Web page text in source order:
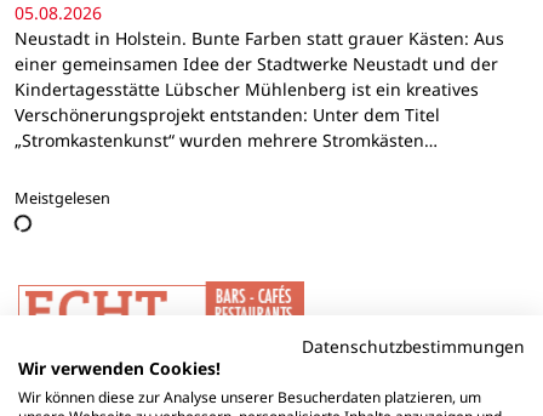
05.08.2026
Neustadt in Holstein. Bunte Farben statt grauer Kästen: Aus
einer gemeinsamen Idee der Stadtwerke Neustadt und der
Kindertagesstätte Lübscher Mühlenberg ist ein kreatives
Verschönerungsprojekt entstanden: Unter dem Titel
„Stromkastenkunst“ wurden mehrere Stromkästen…
Meistgelesen
Datenschutzbestimmungen
Wir verwenden Cookies!
Wir können diese zur Analyse unserer Besucherdaten platzieren, um